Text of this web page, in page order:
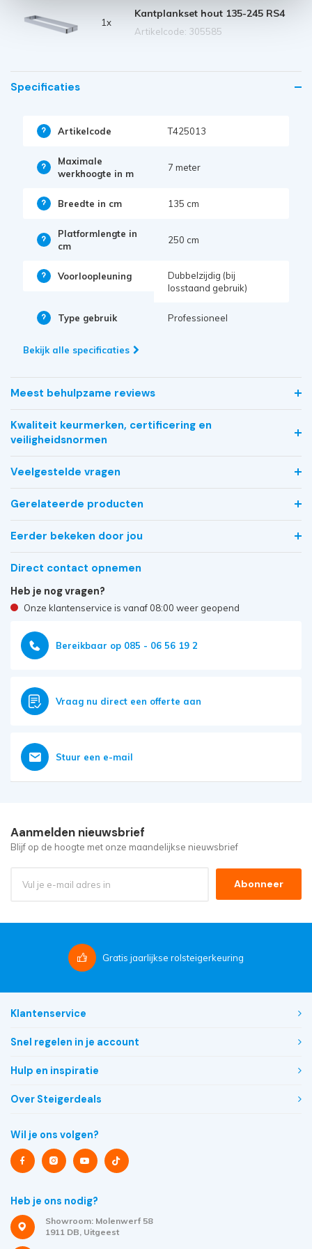
1x
Kantplankset hout 135-245 RS4
Artikelcode: 305585
Specificaties
Artikelcode T425013
Maximale
werkhoogte in m
7 meter
Breedte in cm 135 cm
Platformlengte in
cm
250 cm
Voorloopleuning
Dubbelzijdig (bij
losstaand gebruik)
Type gebruik Professioneel
Bekijk alle specificaties
Meest behulpzame reviews
Kwaliteit keurmerken, certificering en
veiligheidsnormen
Veelgestelde vragen
Gerelateerde producten
Eerder bekeken door jou
Direct contact opnemen
Heb je nog vragen?
Onze klantenservice is vanaf 08:00 weer geopend
Bereikbaar op 085 - 06 56 19 2
Vraag nu direct een offerte aan
Stuur een e-mail
Aanmelden nieuwsbrief
Blijf op de hoogte met onze maandelijkse nieuwsbrief
Abonneer
Gratis jaarlijkse rolsteigerkeuring
Klantenservice
Snel regelen in je account
Hulp en inspiratie
Over Steigerdeals
Wil je ons volgen?
Heb je ons nodig?
Showroom: Molenwerf 58
1911 DB, Uitgeest